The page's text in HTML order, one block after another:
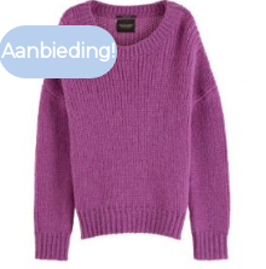
Aanbieding!